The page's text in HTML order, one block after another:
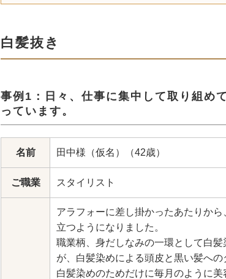
白髪抜き
事例1：日々、仕事に集中して取り組め
っています。
名前 田中様（仮名）（42歳）
ご職業 スタイリスト
アラフォーに差し掛かったあたりから
立つようになりました。
職業柄、身だしなみの一環として白
が、白髪染めによる頭皮と黒い髪へ
白髪染めのためだけに毎月のように